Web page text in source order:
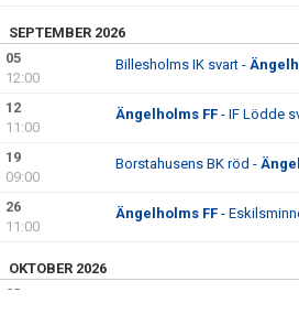
SEPTEMBER 2026
05
12:00
Billesholms IK svart -
12
11:00
Ängelholms FF - IF Lödde
19
09:00
Borstahusens BK röd -
26
11:00
Ängelholms FF -
OKTOBER 2026
03